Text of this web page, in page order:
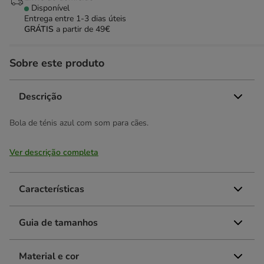
Disponível
Entrega entre 1-3 dias úteis
GRÁTIS a partir de 49€
Sobre este produto
Descrição
Bola de ténis azul com som para cães.
Ver descrição completa
Características
Guia de tamanhos
Material e cor